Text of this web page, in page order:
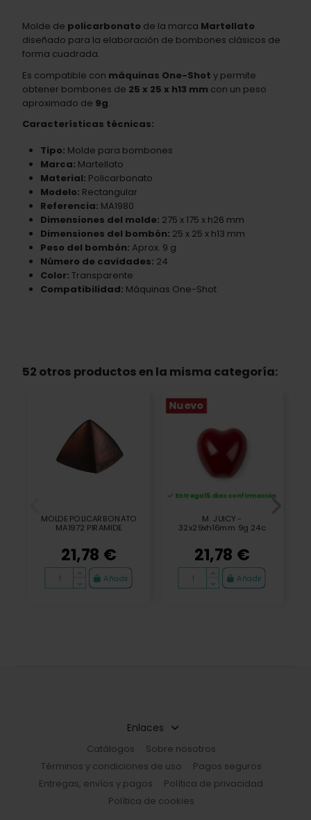
Molde de policarbonato de la marca Martellato
diseñado para la elaboración de bombones clásicos de
forma cuadrada.
Es compatible con máquinas One-Shot y permite
obtener bombones de 25 x 25 x h13 mm con un peso
aproximado de 9g.
Características técnicas:
Tipo: Molde para bombones
Marca: Martellato
Material: Policarbonato
Modelo: Rectangular
Referencia: MA1980
Dimensiones del molde: 275 x 175 x h26 mm
Dimensiones del bombón: 25 x 25 x h13 mm
Peso del bombón: Aprox. 9 g
Número de cavidades: 24
Color: Transparente
Compatibilidad: Máquinas One-Shot
52 otros productos en la misma categoría:
MOLDE POLICARBONATO
MA1972 PIRAMIDE
21,78 €
Añadir
Nuevo
Entrega 15 dias confirmación
M. JUICY -
32x29xh16mm 9g 24c
21,78 €
Añadir
Enlaces
Catálogos
Sobre nosotros
Términos y condiciones de uso
Pagos seguros
Entregas, envíos y pagos
Política de privacidad
Política de cookies